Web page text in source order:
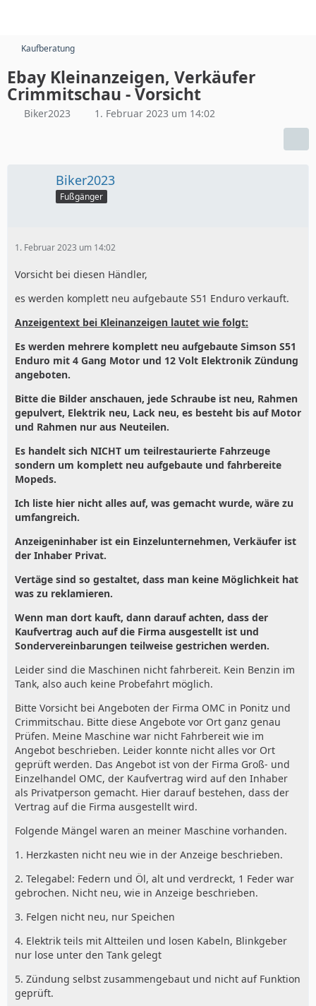
Kaufberatung
Ebay Kleinanzeigen, Verkäufer
Crimmitschau - Vorsicht
Biker2023 1. Februar 2023 um 14:02
Biker2023
Fußgänger
1. Februar 2023 um 14:02
Vorsicht bei diesen Händler,
es werden komplett neu aufgebaute S51 Enduro verkauft.
Anzeigentext bei Kleinanzeigen lautet wie folgt:
Es werden mehrere komplett neu aufgebaute Simson S51
Enduro mit 4 Gang Motor und 12 Volt Elektronik Zündung
angeboten.
Bitte die Bilder anschauen, jede Schraube ist neu, Rahmen
gepulvert, Elektrik neu, Lack neu, es besteht bis auf Motor
und Rahmen nur aus Neuteilen.
Es handelt sich NICHT um teilrestaurierte Fahrzeuge
sondern um komplett neu aufgebaute und fahrbereite
Mopeds.
Ich liste hier nicht alles auf, was gemacht wurde, wäre zu
umfangreich.
Anzeigeninhaber ist ein Einzelunternehmen, Verkäufer ist
der Inhaber Privat.
Vertäge sind so gestaltet, dass man keine Möglichkeit hat
was zu reklamieren.
Wenn man dort kauft, dann darauf achten, dass der
Kaufvertrag auch auf die Firma ausgestellt ist und
Sondervereinbarungen teilweise gestrichen werden.
Leider sind die Maschinen nicht fahrbereit. Kein Benzin im
Tank, also auch keine Probefahrt möglich.
Bitte Vorsicht bei Angeboten der Firma OMC in Ponitz und
Crimmitschau. Bitte diese Angebote vor Ort ganz genau
Prüfen. Meine Maschine war nicht Fahrbereit wie im
Angebot beschrieben. Leider konnte nicht alles vor Ort
geprüft werden. Das Angebot ist von der Firma Groß- und
Einzelhandel OMC, der Kaufvertrag wird auf den Inhaber
als Privatperson gemacht. Hier darauf bestehen, dass der
Vertrag auf die Firma ausgestellt wird.
Folgende Mängel waren an meiner Maschine vorhanden.
1. Herzkasten nicht neu wie in der Anzeige beschrieben.
2. Telegabel: Federn und Öl, alt und verdreckt, 1 Feder war
gebrochen. Nicht neu, wie in Anzeige beschrieben.
3. Felgen nicht neu, nur Speichen
4. Elektrik teils mit Altteilen und losen Kabeln, Blinkgeber
nur lose unter den Tank gelegt
5. Zündung selbst zusammengebaut und nicht auf Funktion
geprüft.